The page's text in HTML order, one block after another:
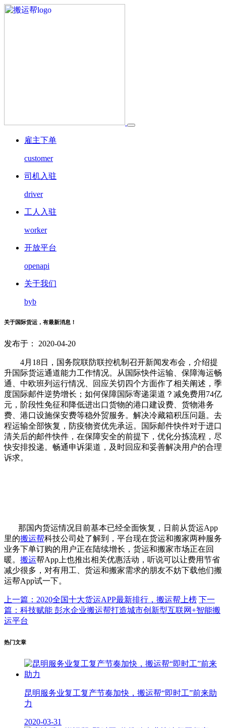
雇主下单
customer
司机入驻
driver
工人入驻
worker
开放平台
openapi
关于我们
byb
关于国际货运，有最新消息！
发布于： 2020-04-20
4月18日，国务院联防联控机制召开新闻发布会，介绍提
升国际货运通道能力工作情况。从国际快件运输、保障海运畅
通、中欧班列运行情况、回应关切四个方面作了相关阐述，季
度国际邮件逆势增长；如何保障国际寄递渠道？减免费用74亿
元，阶段性免征和降低进出口货物的港口建设费、货物港务
费、港口设施保安费等稳外贸服务。解决冷藏箱积压问题。去
程运输全部恢复，防疫物资优先承运。国际邮件快件对于进口
清关后的邮件快件，在保障安全的前提下，优化分拣流程，尽
快安排投递。畅通申诉渠道，及时回应和妥善解决用户的合理
诉求。
那国内货运情况目前基本已经全面恢复，日前从货运App
里的搬运帮科技公司处了解到，平台现在货运和搬家两种服务
业务下单订购的用户正在陆续增长，货运和搬家市场正在回
暖。 搬运帮App上也推出相关优惠活动，听说可以让费用节省
减少很多，对有用工、货运和搬家需求的朋友不妨下载他们搬
运帮App试一下。
上一篇：2020全国十大货运APP最新排行，搬运帮上榜 下一
篇：科技赋能 彭水企业搬运帮打造城市创新型互联网+智能搬
运平台
热门文章
昆明服务业复工复产节奏加快，搬运帮“即时工”前来助
力
2020-03-31